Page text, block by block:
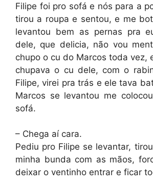
Filipe foi pro sofá e nós para a
tirou a roupa e sentou, e me
levantou bem as pernas pra
dele, que delicia, não vou
chupo o cu do Marcos toda vez,
chupava o cu dele, com o
Filipe, virei pra trás e ele tava
Marcos se levantou me
sofá.
– Chega aí cara.
Pediu pro Filipe se levantar,
minha bunda com as mãos,
deixar o ventinho entrar e ficar